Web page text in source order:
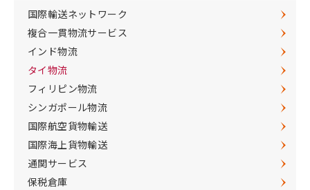
国際輸送ネットワーク
複合一貫物流サービス
インド物流
タイ物流
フィリピン物流
シンガポール物流
国際航空貨物輸送
国際海上貨物輸送
通関サービス
保税倉庫